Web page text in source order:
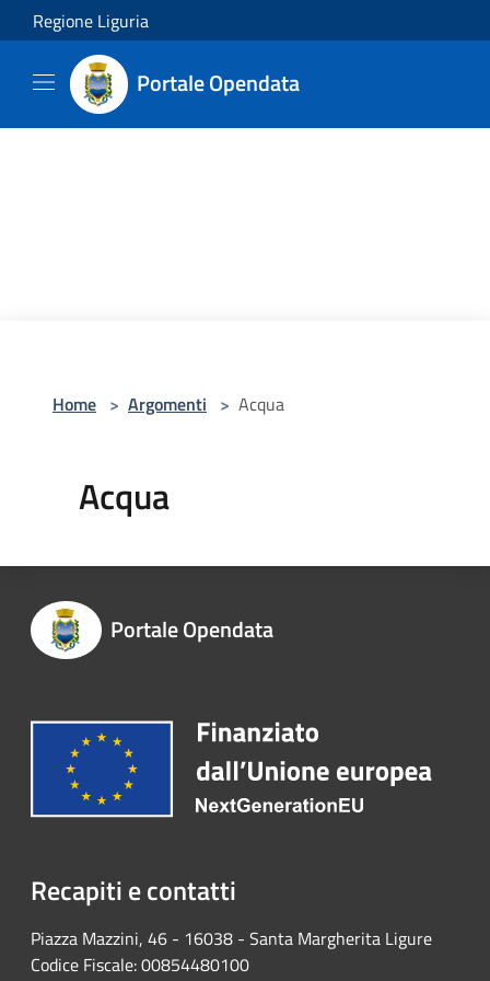
Salta al contenuto principale
Regione Liguria
Portale Opendata
Home > Argomenti > Acqua
Acqua
Portale Opendata
Recapiti e contatti
Piazza Mazzini, 46 - 16038 - Santa Margherita Ligure
Codice Fiscale: 00854480100